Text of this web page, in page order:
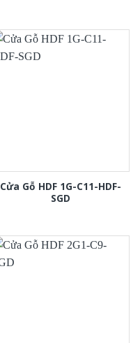
Cửa Gỗ HDF 1G-C11-HDF-
SGD